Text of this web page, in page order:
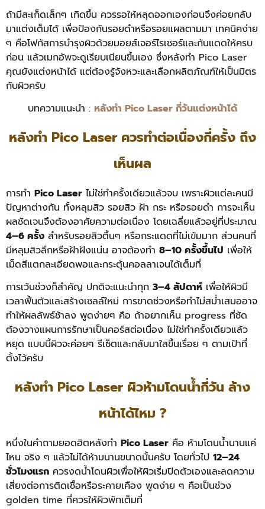
ถ้ามีสะเก็ดเล็กๆ เกิดขึ้น ควรรอให้หลุดออกเองก่อนจึงค่อยกลับ
มาแต่งเต็มได้ เพื่อป้องกันรอยดำหรือรอยแผลตามมา เทคนิคง่าย
ๆ คือโฟกัสการบำรุงผิวด้วยมอยส์เจอร์ไรเซอร์และกันแดดให้ครบ
ก่อน แล้วเมกอัพจะดูเรียบเนียนขึ้นเอง ซึ่งหลังทำ Pico Laser
คุณยังแต่งหน้าได้ แต่ต้องรู้จังหวะและเลือกผลิตภัณฑ์ให้เป็นมิตร
กับผิวครับ
บทความแนะนำ : หลังทำ Pico Laser กี่วันแต่งหน้าได้
หลังทํา Pico Laser ควรทำต่อเนื่องกี่ครั้ง ถึง
เห็นผล
การทำ Pico Laser ไม่ใช่ทำครั้งเดียวแล้วจบ เพราะผิวแต่ละคนมี
ปัญหาต่างกัน ทั้งหลุมสิว รอยสิว ฝ้า กระ หรือรอยดำ การจะเห็น
ผลชัดเจนจึงต้องอาศัยความต่อเนื่อง โดยเฉลี่ยแล้วอยู่ที่ประมาณ
4–6 ครั้ง สำหรับรอยสิวตื้นๆ หรือกระแดดที่ไม่เข้มมาก ส่วนคนที่
มีหลุมสิวลึกหรือฝ้าฝังแน่น อาจต้องทำ 8–10 ครั้งขึ้นไป เพื่อให้
เม็ดสีแตกละเอียดพอและกระตุ้นคอลลาเจนได้เต็มที่
การเว้นช่วงก็สำคัญ ปกติจะแนะนำทุก 3–4 สัปดาห์ เพื่อให้ผิวมี
เวลาฟื้นตัวและสร้างเซลล์ใหม่ การขาดช่วงหรือทำไม่สม่ำเสมออาจ
ทำให้ผลลัพธ์ช้าลง พูดง่ายๆ คือ ถ้าอยากเห็น progress ที่ชัด
ต้องวางแผนการรักษาเป็นคอร์สต่อเนื่อง ไม่ใช่ทำครั้งเดียวแล้ว
หยุด แบบนี้ผิวจะค่อยๆ รีเซ็ตและกลับมาใสขึ้นเรื่อย ๆ ตามเป้าที่
ตั้งไว้ครับ
หลังทำ Pico Laser ผิวห้ามโดนน้ำกี่วัน ล้าง
หน้าได้ไหม ?
หนึ่งในคำถามยอดฮิตหลังทำ Pico Laser คือ ห้ามโดนน้ำนานแค่
ไหน จริง ๆ แล้วไม่ได้ห้ามนานขนาดนั้นครับ โดยทั่วไป 12–24
ชั่วโมงแรก ควรงดน้ำโดนผิวเพื่อให้ผิวเริ่มปิดตัวเองและลดความ
เสี่ยงต่อการติดเชื้อหรือระคายเคือง พูดง่าย ๆ คือเป็นช่วง
golden time ที่ควรให้ผิวพักเต็มที่